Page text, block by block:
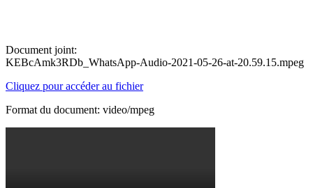
Document joint:
KEBcAmk3RDb_WhatsApp-Audio-2021-05-26-at-20.59.15.mpeg
Cliquez pour accéder au fichier
Format du document: video/mpeg